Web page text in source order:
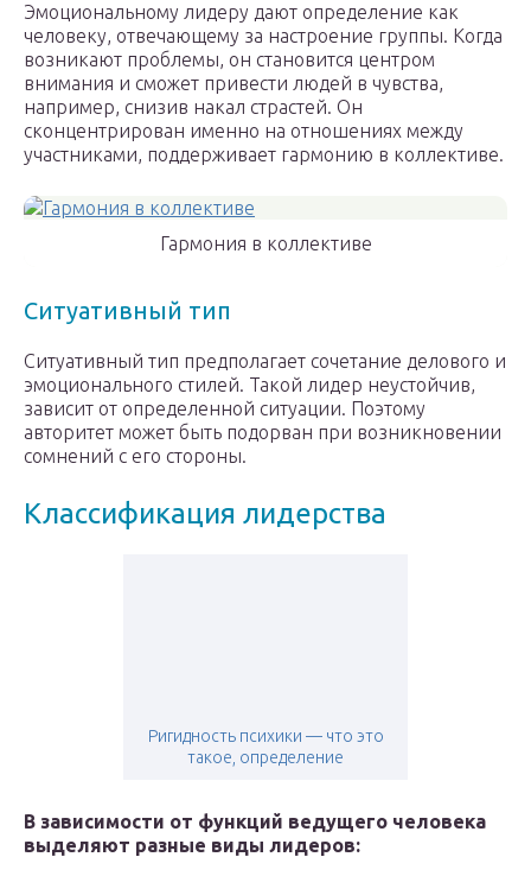
Эмоциональному лидеру дают определение как
человеку, отвечающему за настроение группы. Когда
возникают проблемы, он становится центром
внимания и сможет привести людей в чувства,
например, снизив накал страстей. Он
сконцентрирован именно на отношениях между
участниками, поддерживает гармонию в коллективе.
Гармония в коллективе
Ситуативный тип
Ситуативный тип предполагает сочетание делового и
эмоционального стилей. Такой лидер неустойчив,
зависит от определенной ситуации. Поэтому
авторитет может быть подорван при возникновении
сомнений с его стороны.
Классификация лидерства
Ригидность психики — что это
такое, определение
В зависимости от функций ведущего человека
выделяют разные виды лидеров: